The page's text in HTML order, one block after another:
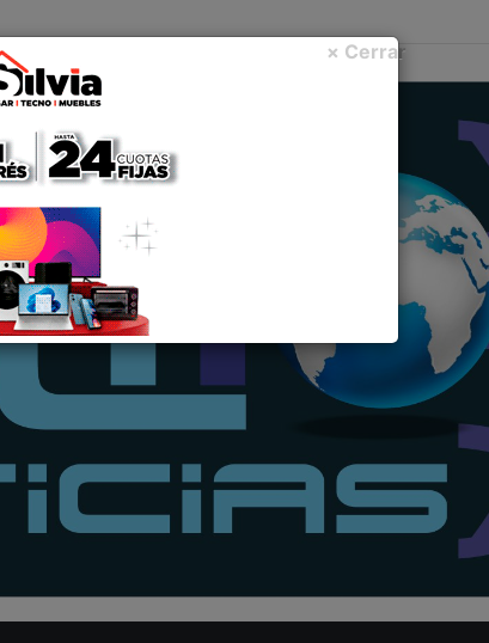
Y GOLEADORES DE LA QUINTA FECHA
× Cerrar